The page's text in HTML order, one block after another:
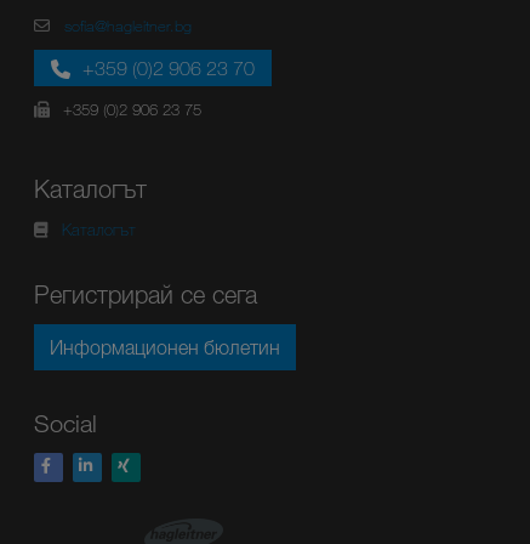
sofia@hagleitner.bg
+359 (0)2 906 23 70
+359 (0)2 906 23 75
Каталогът
Каталогът
Регистрирай се сега
Информационен бюлетин
Social